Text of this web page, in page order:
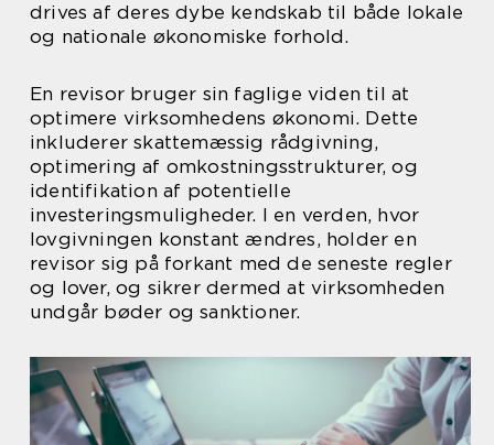
drives af deres dybe kendskab til både lokale
og nationale økonomiske forhold.
En revisor bruger sin faglige viden til at
optimere virksomhedens økonomi. Dette
inkluderer skattemæssig rådgivning,
optimering af omkostningsstrukturer, og
identifikation af potentielle
investeringsmuligheder. I en verden, hvor
lovgivningen konstant ændres, holder en
revisor sig på forkant med de seneste regler
og lover, og sikrer dermed at virksomheden
undgår bøder og sanktioner.